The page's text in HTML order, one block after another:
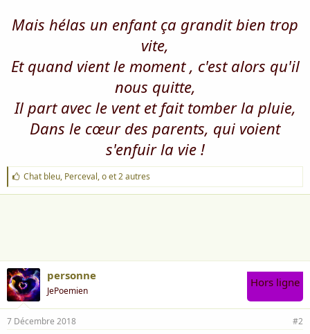
Mais hélas un enfant ça grandit bien trop
vite,
Et quand vient le moment , c'est alors qu'il
nous quitte,
Il part avec le vent et fait tomber la pluie,
Dans le cœur des parents, qui voient
s'enfuir la vie !
J
'
a
Chat bleu, Perceval,oet 2 autres
personne
JePoemien
Hors ligne
7 Décembre 2018 #2